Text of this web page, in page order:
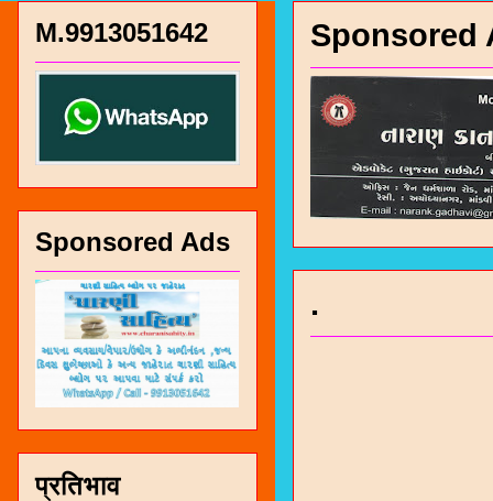
Sponsored
.
M.9913051642
Sponsored Ads
प्रतिभाव